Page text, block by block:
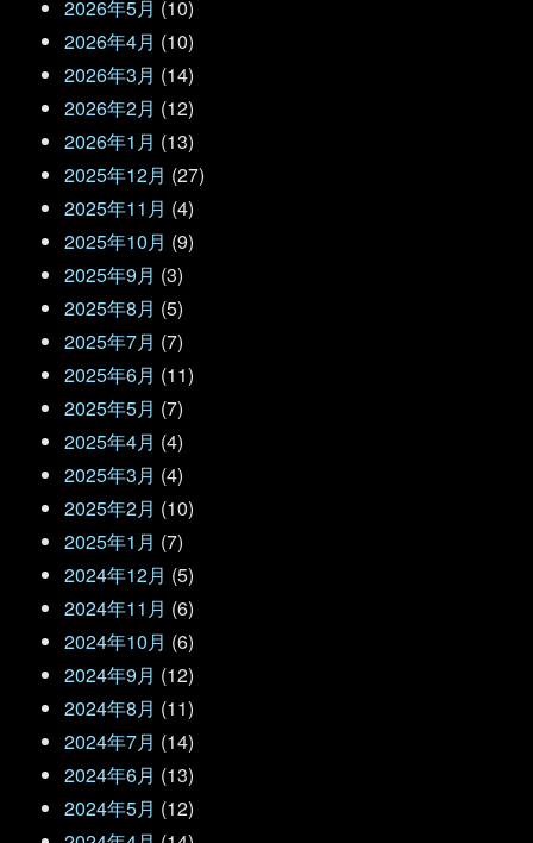
2026年5月 (10)
2026年4月 (10)
2026年3月 (14)
2026年2月 (12)
2026年1月 (13)
2025年12月 (27)
2025年11月 (4)
2025年10月 (9)
2025年9月 (3)
2025年8月 (5)
2025年7月 (7)
2025年6月 (11)
2025年5月 (7)
2025年4月 (4)
2025年3月 (4)
2025年2月 (10)
2025年1月 (7)
2024年12月 (5)
2024年11月 (6)
2024年10月 (6)
2024年9月 (12)
2024年8月 (11)
2024年7月 (14)
2024年6月 (13)
2024年5月 (12)